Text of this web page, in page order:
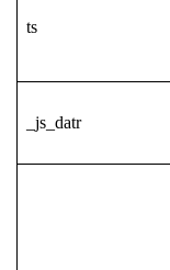
ts
_js_datr